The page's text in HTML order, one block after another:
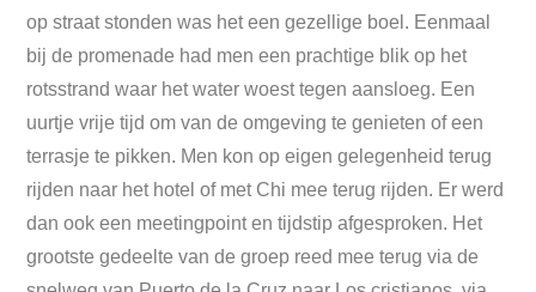
op straat stonden was het een gezellige boel. Eenmaal
bij de promenade had men een prachtige blik op het
rotsstrand waar het water woest tegen aansloeg. Een
uurtje vrije tijd om van de omgeving te genieten of een
terrasje te pikken. Men kon op eigen gelegenheid terug
rijden naar het hotel of met Chi mee terug rijden. Er werd
dan ook een meetingpoint en tijdstip afgesproken. Het
grootste gedeelte van de groep reed mee terug via de